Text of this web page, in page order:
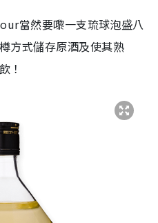
當然要嚟一支琉球泡盛八
方式儲存原酒及使其熟
！